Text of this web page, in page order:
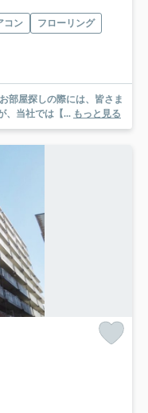
コン
フローリング
、当社では【... もっと見る